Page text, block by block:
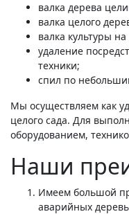
валка дерева
валка целого
валка культуры
удаление
техники;
спил по
Мы осуществляем как
целого сада. Для
оборудованием,
Наши
Имеем большой
аварийных